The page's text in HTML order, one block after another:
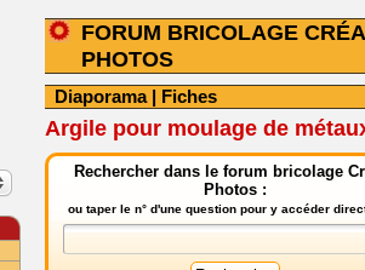
FORUM BRICOLAGE
PHOTOS
Diaporama| Fiches
Argile pour moulage de
Rechercher dans le forum bricolage
Photos :
ou taper le n° d'une question pour y accéder